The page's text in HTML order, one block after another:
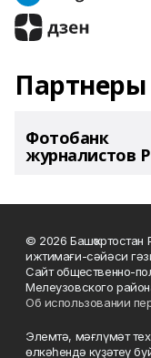
Партнеры
Фотобанк
журналистов
© 2026 Башҡортостан
ижтимағи-сәйәси
Сайт общественно-
Мелеузовского
Об использовании
Элемтә, мәғлүмәт
өлкәһендә күҙәтеү